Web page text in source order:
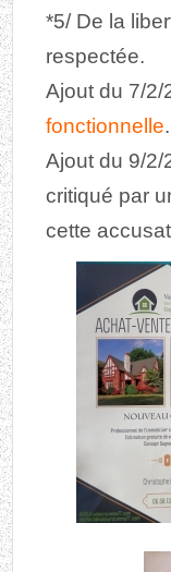
*5/ De la
respectée.
Ajout du 7/2/
fonctionnelle.
Ajout du 9/2/
critiqué par
cette